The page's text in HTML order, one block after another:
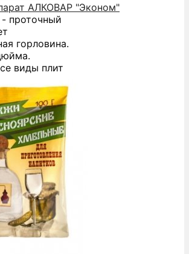
АЛКОВАР "Эконом"
- проточный
горловина.
виды плит